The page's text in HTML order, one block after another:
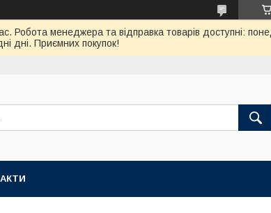
менеджера та відправка товарів доступні:
дні. Приємних покупок!